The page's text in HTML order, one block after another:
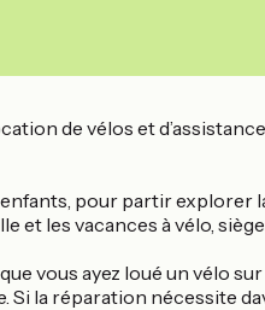
de vélos et
pour partir
et les vacances à vélo,
vous ayez loué un vélo
la réparation nécessite